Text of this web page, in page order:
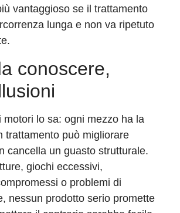
vantaggioso se il trattamento
lunga e non va ripetuto
conoscere,
motori lo sa: ogni mezzo ha la
trattamento può migliorare
cancella un guasto strutturale.
giochi eccessivi,
o problemi di
nessun prodotto serio promette